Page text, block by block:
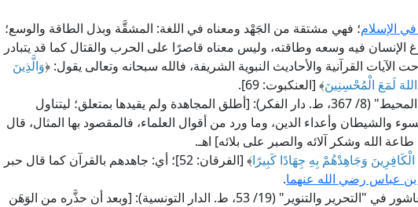
في الإسلام؛ فهي مشتقة من الجَهْد ومعناه في اللغة: المشقَّة وبذل الطاقة والوسع؛
فيه وسعه وطاقته، وليس معناه قاصرًا على الحرب والقتال كما قد يتبادر
القرآنية والأحاديث النبوية الشريفة، فالله سبحانه وتعالى يقول: ﴿وَالَّذِينَ
لَمَعَ الْمُحْسِنِينَ﴾ [العنكبوت: 69].
قال الإمام أبو حيان في "البحر المحيط" (8/ 367، ط. دار الفكر): [أطلق المجاهدة ولم يقيدها بمتعلق؛ ليتناول
والشيطان وأعداء الدين، وما ورد من أقوال العلماء، فالمقصود بها المثال، قال
الله وشكر آلائه والصبر على بلائه] اهـ.
وَجَاهِدْهُمْ بِهِ جِهَادًا كَبِيرًا
﴾ [الفرقان: 52]؛ أي: جاهدهم بالقرآن كما قال حبر
بن عباس رضي الله عنهما.
قال العلامة محمد الطاهر بن عاشور في "التحرير والتنوير" (19/ 53، ط. الدار التونسية): [وبعد أن حذَّره من الوَهَن